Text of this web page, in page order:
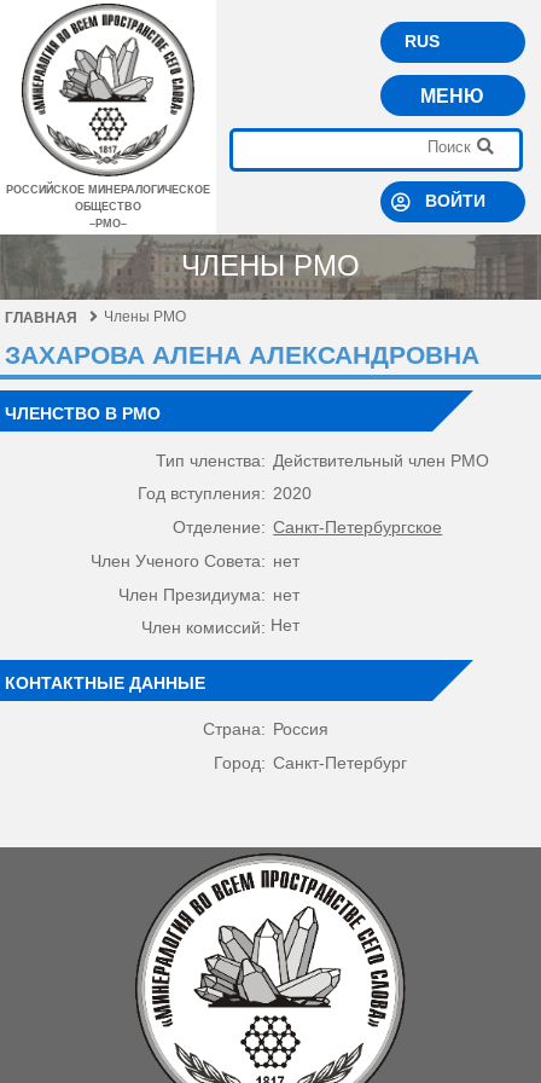
РОССИЙСКОЕ МИНЕРАЛОГИЧЕСКОЕ
ОБЩЕСТВО
–РМО–
RUS
МЕНЮ
ВОЙТИ
ЧЛЕНЫ РМО
ГЛАВНАЯ Члены РМО
ЗАХАРОВА АЛЕНА АЛЕКСАНДРОВНА
ЧЛЕНСТВО В РМО
Тип членства: Действительный член РМО
Год вступления: 2020
Отделение: Санкт-Петербургское
Член Ученого Совета: нет
Член Президиума: нет
Член комиссий: Нет
КОНТАКТНЫЕ ДАННЫЕ
Страна: Россия
Город: Санкт-Петербург